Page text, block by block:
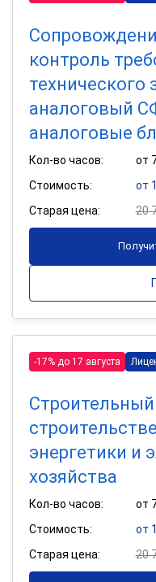
контроль
технического
аналоговый
аналоговые
Кол-во часов:
от
Стоимость:
от
Старая цена:
20
-17% до 17 августа
энергетики и
хозяйства
Кол-во часов:
от
Стоимость:
от
Старая цена:
20